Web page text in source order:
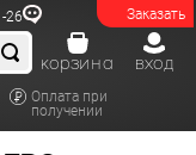
Заказать
26
Оплата при
получении
вход
корзина